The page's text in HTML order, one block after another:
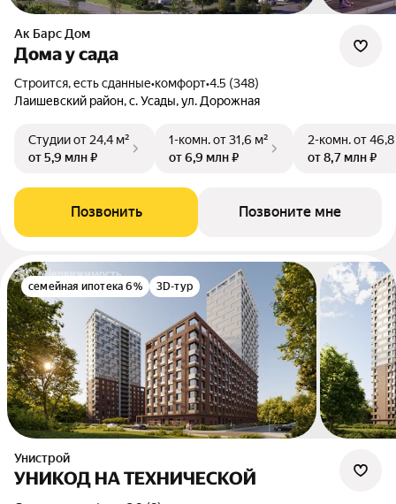
Ак Барс Дом
Дома у сада
Строится, есть сданные•комфорт•4.5 (348)
Лаишевский район, с. Усады, ул. Дорожная
Студииот 24,4 м²
от 5,9 млн ₽
1-комн.от 31,6 м²
от 6,9 млн ₽
2-комн.от
от 8,7 млн ₽
Позвонить Позвоните мне
семейная ипотека 6% 3D-тур
Унистрой
УНИКОД НА ТЕХНИЧЕСКОЙ